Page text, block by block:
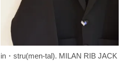
in・stru(men-tal). MILAN RIB JACK